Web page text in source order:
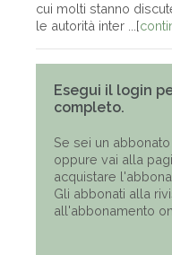
cui molti stanno
le autorità inter ...[
Esegui il login
completo.
Se sei un
oppure vai alla
acquistare
Gli abbonati alla
all'abbonamento